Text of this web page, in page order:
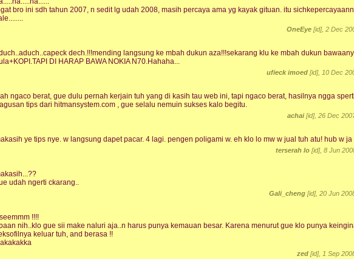
bro ini sdh tahun 2007, n sedit lg udah 2008, masih percaya ama yg kayak gituan. itu
OneEye [id], 2 Dec
dech.!!!mending langsung ke mbah dukun aza!!!sekarang klu ke mbah dukun
DI HARAP BAWA NOKIA N70.Hahaha...
ufieck imoed [id], 10 Dec
ngaco berat, gue dulu pernah kerjain tuh yang di kasih tau web ini, tapi ngaco berat, hasilnya ngga
tips dari hitmansystem.com , gue selalu nemuin sukses kalo begitu.
achai [id], 26 Dec
ye tips nye. w langsung dapet pacar. 4 lagi. pengen poligami w. eh klo lo mw w jual tuh atu! hub w ja
terserah lo [id], 8 Jun
udah ngerti ckarang..
Gali_cheng [id], 20 Jun
!!!!
nih..klo gue sii make naluri aja..n harus punya kemauan besar. Karena menurut gue klo punya
keluar tuh, and berasa !!
zed [id], 1 Sep